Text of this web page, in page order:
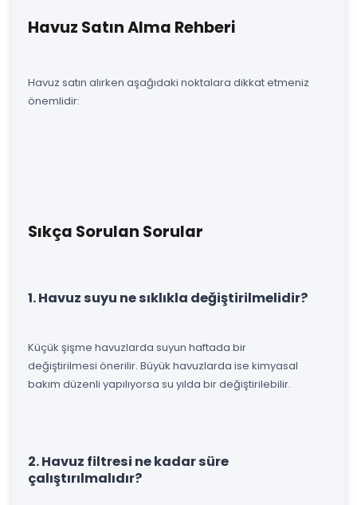
Havuz Satın Alma Rehberi
Havuz satın alırken aşağıdaki noktalara dikkat etmeniz
önemlidir:
Sıkça Sorulan Sorular
1. Havuz suyu ne sıklıkla değiştirilmelidir?
Küçük şişme havuzlarda suyun haftada bir
değiştirilmesi önerilir. Büyük havuzlarda ise kimyasal
bakım düzenli yapılıyorsa su yılda bir değiştirilebilir.
2. Havuz filtresi ne kadar süre
çalıştırılmalıdır?